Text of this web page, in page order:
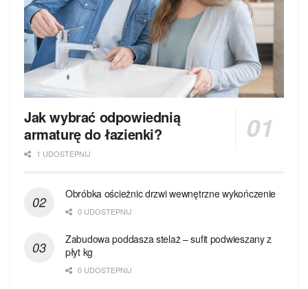
Jak wybrać odpowiednią
armaturę do łazienki?
1 UDOSTEPNIJ
Obróbka ościeżnic drzwi wewnętrzne wykończenie
0 UDOSTEPNIJ
Zabudowa poddasza stelaż – sufit podwieszany z
płyt kg
0 UDOSTEPNIJ